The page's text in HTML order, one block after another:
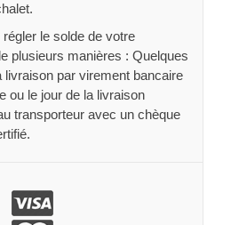
le solde de votre
plusieurs manières : Quelques
livraison par virement bancaire
ou le jour de la livraison
transporteur avec un chèque